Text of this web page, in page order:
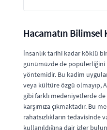
Hacamatın Bilimsel
İnsanlık tarihi kadar köklü
günümüzde de popülerliğini
yöntemidir. Bu kadim
veya kültüre özgü olmayıp,
gibi farklı medeniyetlerde
karşımıza çıkmaktadır. Bu
rahatsızlıkların tedavisinde
kullanıldığına dair izler